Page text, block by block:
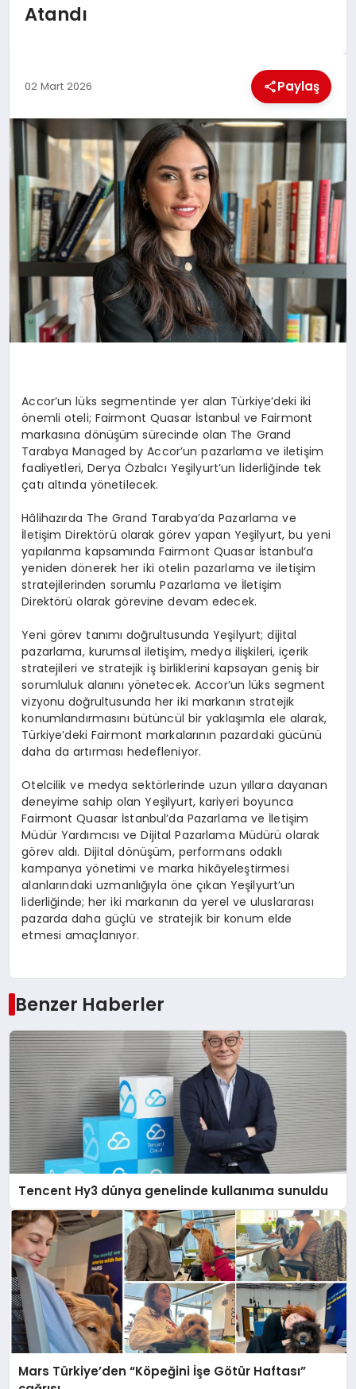
MAGAZIN
SPOR
TEKNOLOJI
Atandı
02 Mart 2026 Paylaş
Accor’un lüks segmentinde yer alan Türkiye’deki iki
önemli oteli; Fairmont Quasar İstanbul ve Fairmont
markasına dönüşüm sürecinde olan The Grand
Tarabya Managed by Accor’un pazarlama ve iletişim
faaliyetleri, Derya Özbalcı Yeşilyurt’un liderliğinde tek
çatı altında yönetilecek.
Hâlihazırda The Grand Tarabya’da Pazarlama ve
İletişim Direktörü olarak görev yapan Yeşilyurt, bu yeni
yapılanma kapsamında Fairmont Quasar İstanbul’a
yeniden dönerek her iki otelin pazarlama ve iletişim
stratejilerinden sorumlu Pazarlama ve İletişim
Direktörü olarak görevine devam edecek.
Yeni görev tanımı doğrultusunda Yeşilyurt; dijital
pazarlama, kurumsal iletişim, medya ilişkileri, içerik
stratejileri ve stratejik iş birliklerini kapsayan geniş bir
sorumluluk alanını yönetecek. Accor’un lüks segment
vizyonu doğrultusunda her iki markanın stratejik
konumlandırmasını bütüncül bir yaklaşımla ele alarak,
Türkiye’deki Fairmont markalarının pazardaki gücünü
daha da artırması hedefleniyor.
Otelcilik ve medya sektörlerinde uzun yıllara dayanan
deneyime sahip olan Yeşilyurt, kariyeri boyunca
Fairmont Quasar İstanbul’da Pazarlama ve İletişim
Müdür Yardımcısı ve Dijital Pazarlama Müdürü olarak
görev aldı. Dijital dönüşüm, performans odaklı
kampanya yönetimi ve marka hikâyeleştirmesi
alanlarındaki uzmanlığıyla öne çıkan Yeşilyurt’un
liderliğinde; her iki markanın da yerel ve uluslararası
pazarda daha güçlü ve stratejik bir konum elde
etmesi amaçlanıyor.
Benzer Haberler
Tencent Hy3 dünya genelinde kullanıma sunuldu
Mars Türkiye’den “Köpeğini İşe Götür Haftası”